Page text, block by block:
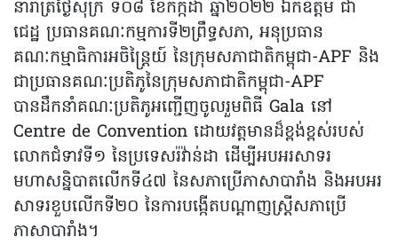
នារាត្រីថ្ងៃសុក្រ ទី០៨ ខែកក្កដា ឆ្នាំ២០២២ ឯកឧត្តម ជា
ជេដ្ឋ ប្រធានគណៈកម្មការទី២ព្រឹទ្ធសភា, អនុប្រធាន
គណៈកម្មាធិការអចិន្រ្តៃយ៍ នៃក្រុមសភាជាតិកម្ពុជា-APF និង
ជាប្រធានគណៈប្រតិភូនៃក្រុមសភាជាតិកម្ពុជា-APF
បានដឹកនាំគណៈប្រតិភូអញ្ជើញចូលរួមពិធី Gala នៅ
Centre de Convention ដោយវត្តមានដ៏ខ្ពង់ខ្ពស់របស់
លោកជំទាវទី១ នៃប្រទេសរ៉វ៉ាន់ដា ដើម្បីអបអរសាទរ
មហាសន្និបាតលើកទី៤៧ នៃសភាប្រើភាសាបារាំង និងអបអរ
សាទរខួបលើកទី២០ នៃការបង្កើតបណ្តាញស្រ្តីសភាប្រើ
ភាសាបារាំង។